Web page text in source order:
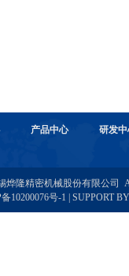
产品中心 研发中
烨隆精密机械股份有限公司
10200076号-1 | SUPPORT BY